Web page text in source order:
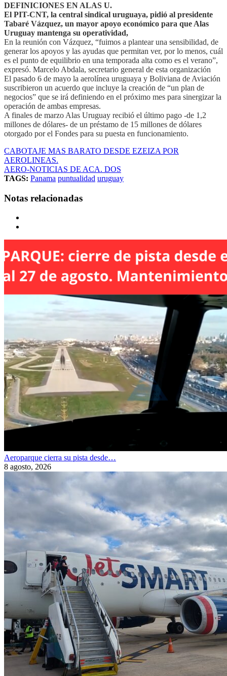
DEFINICIONES EN ALAS U.
El PIT-CNT, la central sindical uruguaya, pidió al presidente
Tabaré Vázquez, un mayor apoyo económico para que Alas
Uruguay mantenga su operatividad,
En la reunión con Vázquez, “fuimos a plantear una sensibilidad, de
generar los apoyos y las ayudas que permitan ver, por lo menos, cuál
es el punto de equilibrio en una temporada alta como es el verano”,
expresó. Marcelo Abdala, secretario general de esta organización
El pasado 6 de mayo la aerolínea uruguaya y Boliviana de Aviación
suscribieron un acuerdo que incluye la creación de “un plan de
negocios” que se irá definiendo en el próximo mes para sinergizar la
operación de ambas empresas.
A finales de marzo Alas Uruguay recibió el último pago -de 1,2
millones de dólares- de un préstamo de 15 millones de dólares
otorgado por el Fondes para su puesta en funcionamiento.
CABOTAJE MAS BARATO DESDE EZEIZA POR
AEROLINEAS.
AERO-NOTICIAS DE ACA. DOS
TAGS: Panama puntualidad uruguay
Notas relacionadas
Aeroparque cierra su pista desde…
8 agosto, 2026